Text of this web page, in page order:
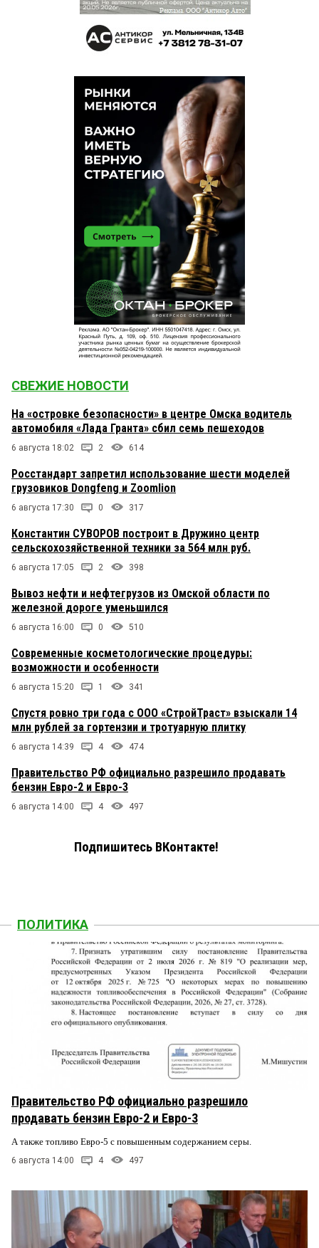
СВЕЖИЕ НОВОСТИ
На «островке безопасности» в центре Омска водитель
автомобиля «Лада Гранта» сбил семь пешеходов
6 августа 18:02 2 614
Росстандарт запретил использование шести моделей
грузовиков Dongfeng и Zoomlion
6 августа 17:30 0 317
Константин СУВОРОВ построит в Дружино центр
сельскохозяйственной техники за 564 млн руб.
6 августа 17:05 2 398
Вывоз нефти и нефтегрузов из Омской области по
железной дороге уменьшился
6 августа 16:00 0 510
Современные косметологические процедуры:
возможности и особенности
6 августа 15:20 1 341
Спустя ровно три года с ООО «СтройТраст» взыскали 14
млн рублей за гортензии и тротуарную плитку
6 августа 14:39 4 474
Правительство РФ официально разрешило продавать
бензин Евро-2 и Евро-3
6 августа 14:00 4 497
Подпишитесь ВКонтакте!
ПОЛИТИКА
Правительство РФ официально разрешило
продавать бензин Евро-2 и Евро-3
А также топливо Евро-5 с повышенным содержанием серы.
6 августа 14:00 4 497